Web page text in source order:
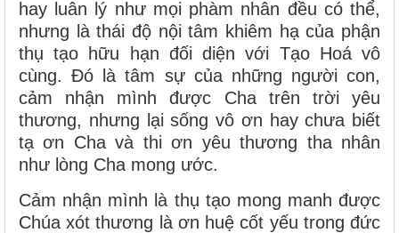
hay luân lý như mọi phàm nhân đều có thể,
nhưng là thái độ nội tâm khiêm hạ của phận
thụ tạo hữu hạn đối diện với Tạo Hoá vô
cùng. Đó là tâm sự của những người con,
cảm nhận mình được Cha trên trời yêu
thương, nhưng lại sống vô ơn hay chưa biết
tạ ơn Cha và thi ơn yêu thương tha nhân
như lòng Cha mong ước.
Cảm nhận mình là thụ tạo mong manh được
Chúa xót thương là ơn huệ cốt yếu trong đức